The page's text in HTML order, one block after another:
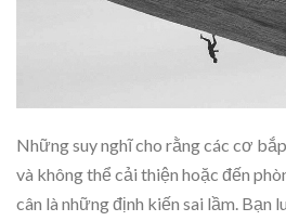
Những suy nghĩ cho rằng các cơ
và không thể cải thiện hoặc đến
cân là những định kiến sai lầm. Bạn